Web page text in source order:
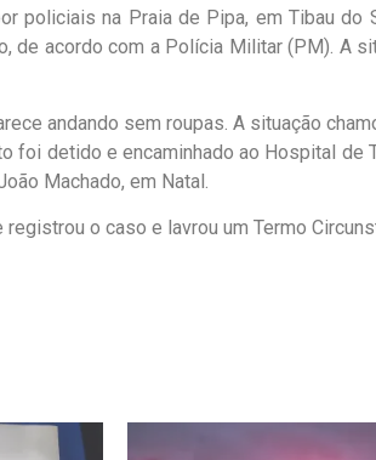
policiais na Praia de Pipa, em Tibau do
de acordo com a Polícia Militar (PM). A
andando sem roupas. A situação
foi detido e encaminhado ao Hospital de
Machado, em Natal.
o caso e lavrou um Termo